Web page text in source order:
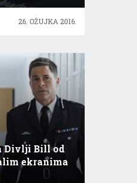
26. OŽUJKA 2016.
Divlji Bill od
ekranima